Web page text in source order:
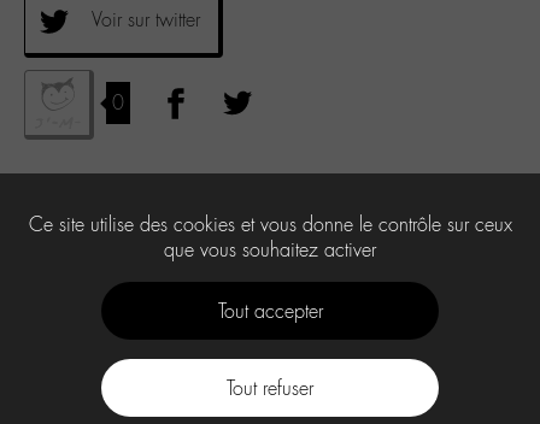
Voir sur twitter
0
Ce site utilise des cookies et vous donne le contrôle sur ceux
que vous souhaitez activer
Tout accepter
Tout refuser